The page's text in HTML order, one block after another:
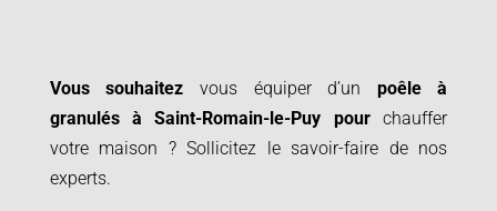
Vous souhaitez vous équiper d’un poêle à
granulés à Saint-Romain-le-Puy pourchauffer
votre maison ? Sollicitez le savoir-faire de nos
experts.